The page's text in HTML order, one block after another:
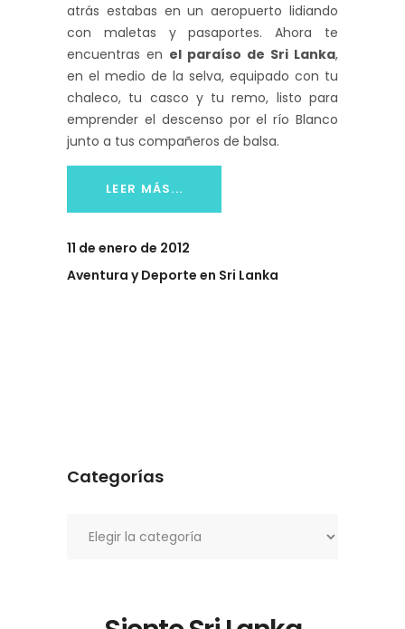
atrás estabas en un aeropuerto lidiando
con maletas y pasaportes. Ahora te
encuentras en el paraíso de Sri Lanka,
en el medio de la selva, equipado con tu
chaleco, tu casco y tu remo, listo para
emprender el descenso por el río Blanco
junto a tus compañeros de balsa.
LEER MÁS...
11 de enero de 2012
Aventura y Deporte en Sri Lanka
Categorías